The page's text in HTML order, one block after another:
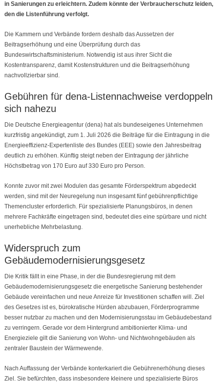
in Sanierungen zu erleichtern. Zudem könnte der Verbraucherschutz leiden,
den die Listenführung verfolgt.
Die Kammern und Verbände fordern deshalb das Aussetzen der
Beitragserhöhung und eine Überprüfung durch das
Bundeswirtschaftsministerium. Notwendig ist aus ihrer Sicht die
Kostentransparenz, damit Kostenstrukturen und die Beitragserhöhung
nachvollzierbar sind.
Gebühren für dena-Listennachweise verdoppeln
sich nahezu
Die Deutsche Energieagentur (dena) hat als bundeseigenes Unternehmen
kurzfristig angekündigt, zum 1. Juli 2026 die Beiträge für die Eintragung in die
Energieeffizienz-Expertenliste des Bundes (EEE) sowie den Jahresbeitrag
deutlich zu erhöhen. Künftig steigt neben der Eintragung der jährliche
Höchstbetrag von 170 Euro auf 330 Euro pro Person.
Konnte zuvor mit zwei Modulen das gesamte Förderspektrum abgedeckt
werden, sind mit der Neuregelung nun insgesamt fünf gebührenpflichtige
Themencluster erforderlich. Für spezialisierte Planungsbüros, in denen
mehrere Fachkräfte eingetragen sind, bedeutet dies eine spürbare und nicht
unerhebliche Mehrbelastung.
Widerspruch zum
Gebäudemodernisierungsgesetz
Die Kritik fällt in eine Phase, in der die Bundesregierung mit dem
Gebäudemodernisierungsgesetz die energetische Sanierung bestehender
Gebäude vereinfachen und neue Anreize für Investitionen schaffen will. Ziel
des Gesetzes ist es, bürokratische Hürden abzubauen, Förderprogramme
besser nutzbar zu machen und den Modernisierungsstau im Gebäudebestand
zu verringern. Gerade vor dem Hintergrund ambitionierter Klima- und
Energieziele gilt die Sanierung von Wohn- und Nichtwohngebäuden als
zentraler Baustein der Wärmewende.
Nach Auffassung der Verbände konterkariert die Gebührenerhöhung dieses
Ziel. Sie befürchten, dass insbesondere kleinere und spezialisierte Büros